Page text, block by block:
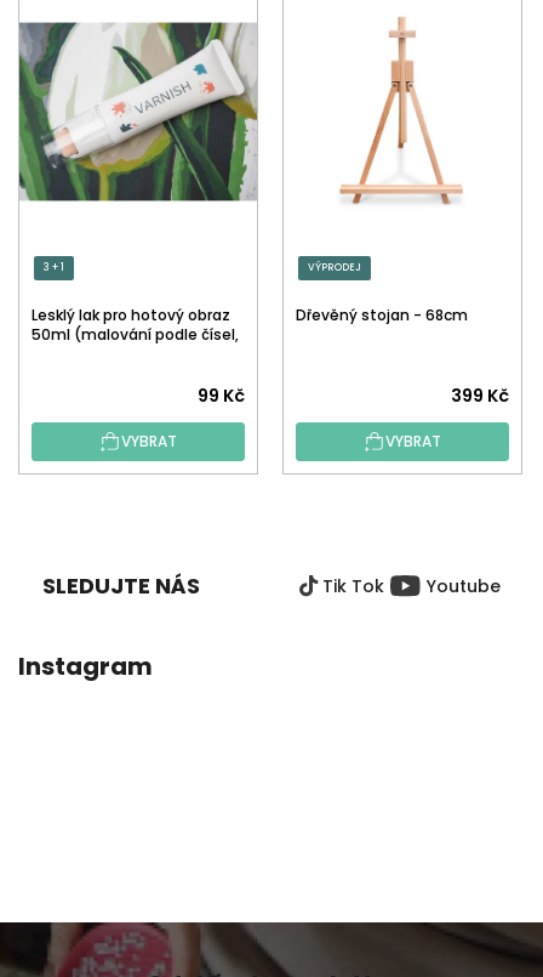
3 + 1
Lesklý lak pro hotový obraz
50ml (malování podle čísel,
hodnocení
produktu
je
hvězdiček.
99 Kč
VYBRAT
VÝPRODEJ
Dřevěný stojan - 68cm
399 Kč
VYBRAT
SLEDUJTE NÁS Tik Tok Youtube
Instagram